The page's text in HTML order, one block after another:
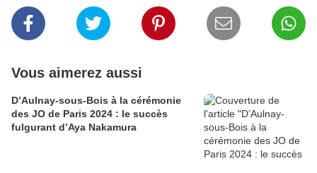
Vous aimerez aussi
D’Aulnay-sous-Bois à la cérémonie
des JO de Paris 2024 : le succès
fulgurant d’Aya Nakamura